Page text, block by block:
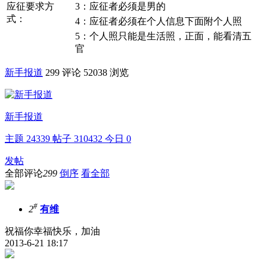
应征要求方
式：
3：应征者必须是男的
4：应征者必须在个人信息下面附个人照
5：个人照只能是生活照，正面，能看清五
官
新手报道 299 评论 52038 浏览
新手报道
主题 24339 帖子 310432 今日 0
发帖
全部评论299 倒序 看全部
2# 有维
祝福你幸福快乐，加油
2013-6-21 18:17